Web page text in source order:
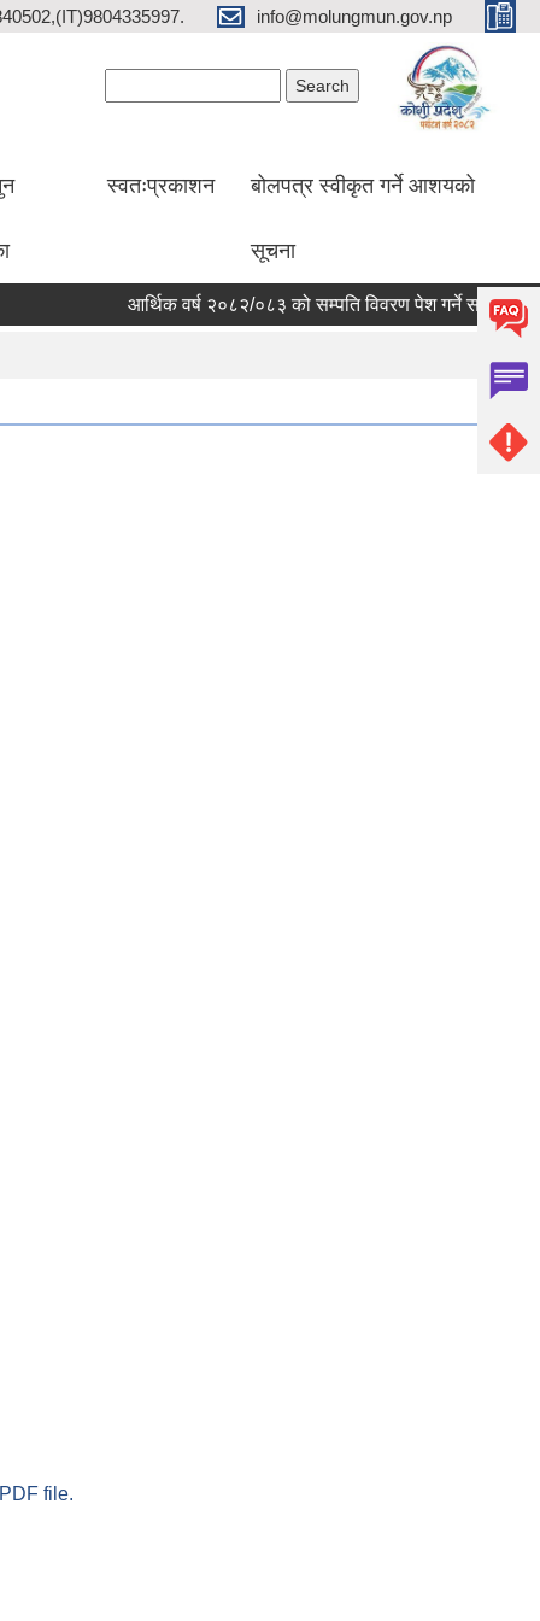
info@molungmun.gov.np
स्वतःप्रकाशन बोलपत्र स्वीकृत गर्ने आशयको
सूचना
आर्थिक वर्ष २०८२/०८३ को सम्पति विवरण पेश गर्ने सम्बन्धी सूचना
file.